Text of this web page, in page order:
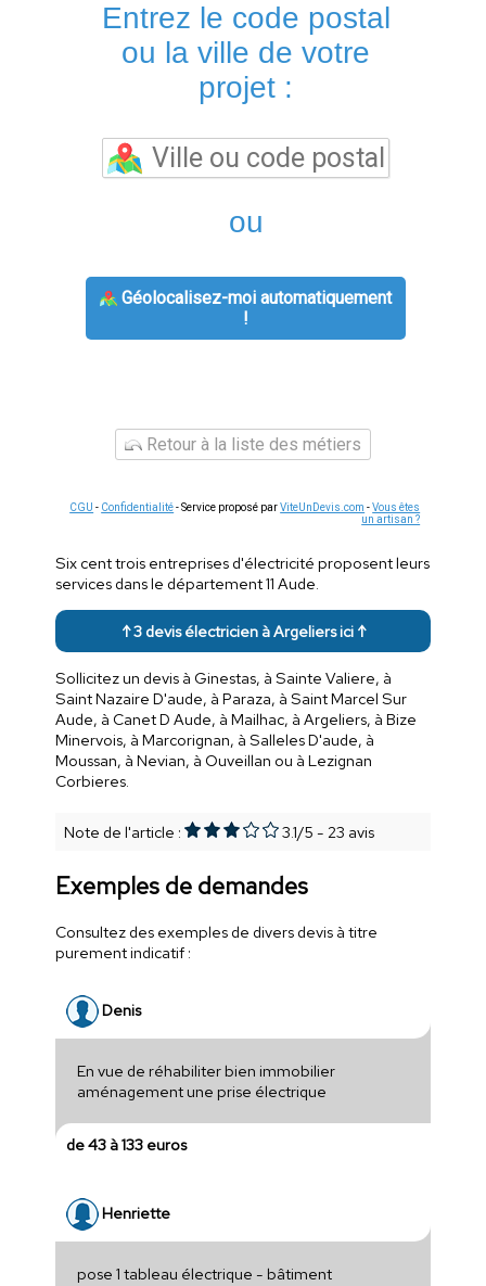
Entrez le code postal
ou la ville de votre
projet :
ou
Géolocalisez-moi automatiquement
!
Retour à la liste des métiers
CGU - Confidentialité- Service proposé parViteUnDevis.com -Vous êtes
un artisan ?
Six cent trois entreprises d'électricité proposent leurs
services dans le département 11 Aude.
↑ 3 devis électricien à Argeliers ici ↑
Sollicitez un devis à Ginestas, à Sainte Valiere, à
Saint Nazaire D'aude, à Paraza, à Saint Marcel Sur
Aude, à Canet D Aude, à Mailhac, à Argeliers, à Bize
Minervois, à Marcorignan, à Salleles D'aude, à
Moussan, à Nevian, à Ouveillan ou à Lezignan
Corbieres.
Note de l'article : 3.1/5 - 23 avis
Exemples de demandes
Consultez des exemples de divers devis à titre
purement indicatif :
Denis
En vue de réhabiliter bien immobilier
aménagement une prise électrique
de 43 à 133 euros
Henriette
pose 1 tableau électrique - bâtiment